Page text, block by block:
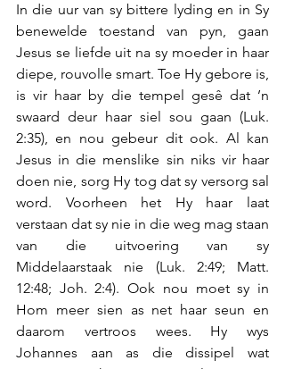
In die uur van sy bittere lyding en in Sy
benewelde toestand van pyn, gaan
Jesus se liefde uit na sy moeder in haar
diepe, rouvolle smart. Toe Hy gebore is,
is vir haar by die tempel gesê dat ’n
swaard deur haar siel sou gaan (Luk.
2:35), en nou gebeur dit ook. Al kan
Jesus in die menslike sin niks vir haar
doen nie, sorg Hy tog dat sy versorg sal
word. Voorheen het Hy haar laat
verstaan dat sy nie in die weg mag staan
van die uitvoering van sy
Middelaarstaak nie (Luk. 2:49; Matt.
12:48; Joh. 2:4). Ook nou moet sy in
Hom meer sien as net haar seun en
daarom vertroos wees. Hy wys
Johannes aan as die dissipel wat